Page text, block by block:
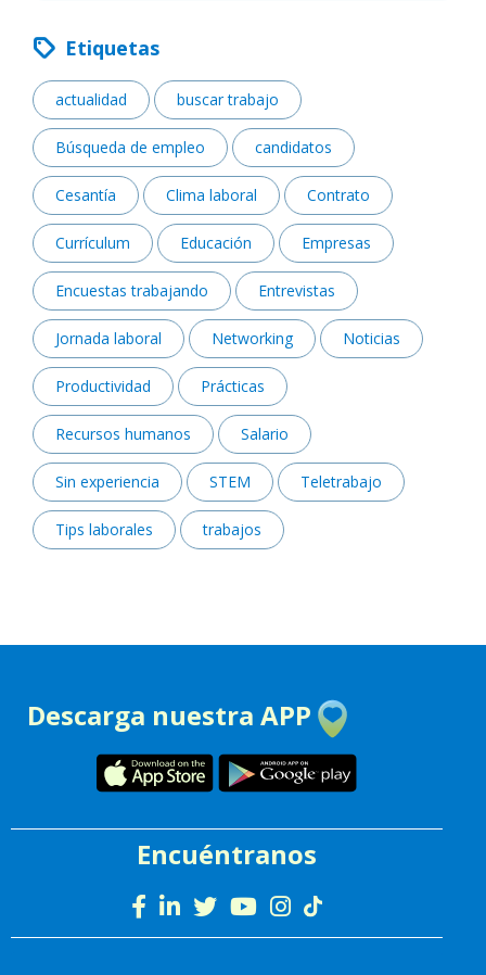
Etiquetas
actualidad buscar trabajo
Búsqueda de empleo candidatos
Cesantía Clima laboral Contrato
Currículum Educación Empresas
Encuestas trabajando Entrevistas
Jornada laboral Networking Noticias
Productividad Prácticas
Recursos humanos Salario
Sin experiencia STEM Teletrabajo
Tips laborales trabajos
Descarga nuestra APP
Encuéntranos